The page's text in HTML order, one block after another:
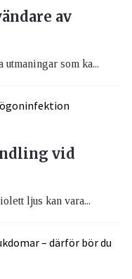
av
som ka...
vid
ljus kan vara...